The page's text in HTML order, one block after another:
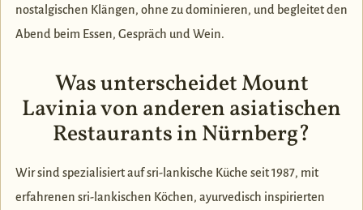
nostalgischen Klängen, ohne zu dominieren, und begleitet den
Abend beim Essen, Gespräch und Wein.
Was unterscheidet Mount
Lavinia von anderen asiatischen
Restaurants in Nürnberg?
Wir sind spezialisiert auf sri-lankische Küche seit 1987, mit
erfahrenen sri-lankischen Köchen, ayurvedisch inspirierten